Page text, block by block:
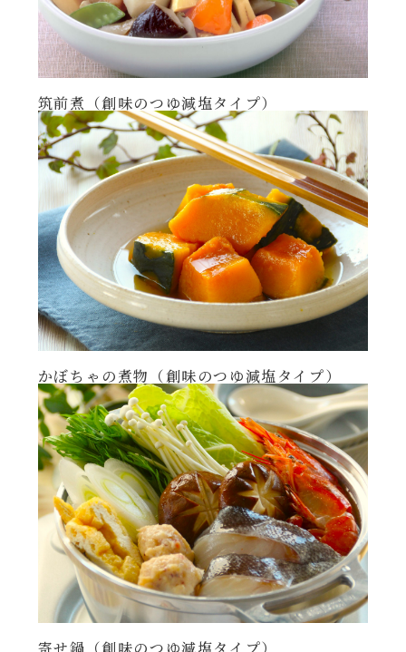
筑前煮（創味のつゆ減塩タイプ）
かぼちゃの煮物（創味のつゆ減塩タイプ）